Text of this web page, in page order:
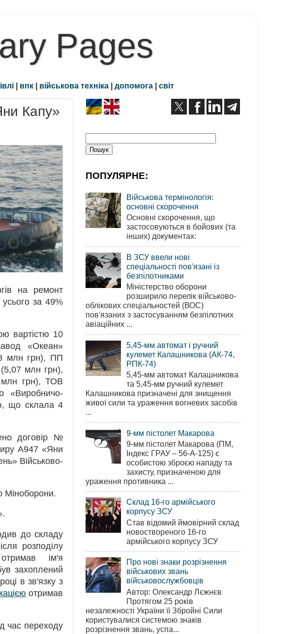
Pages
| впк | військова техніка | допомога | світ
Капу»
на ремонт
за 49%
вартістю 10
«Океан»
млн грн), ПП
млн грн),
грн), ТОВ
«Виробничо-
що склала 4
договір №
А947 «Яни
Військово-
Міноборони.
до складу
розподілу
ім'я
захоплений
в зв'язку з
отримав
час переходу
ПОПУЛЯРНЕ:
Військова термінологія:
основні скорочення
Основні скорочення, що
застосовуються в бойових (та
інших) документах:
В ЗСУ ввели нові
спеціальності пов'язані із
безпілотниками
Міністерство оборони
розширило перелік військово-
облікових спеціальностей (ВОС)
пов'язаних з застосуванням безпілотних
авіаційних ...
5,45-мм автомат і ручний
кулемет Калашникова (АК-74,
РПК-74)
5,45-мм автомат Калашникова
та 5,45-мм ручний кулемет
Калашникова призначені для знищення
живої сили та ураження вогневих засобів
...
9-мм пістолет Макарова
9-мм пістолет Макарова (ПМ,
Індекс ГРАУ – 56-А-125) є
особистою зброєю нападу та
захисту, призначеною для
ураження противника ...
Склад 16-го армійського
корпусу ЗСУ
Став відомий ймовірний склад
новоствореного 16-го
армійського корпусу ЗСУ
Про нові знаки розрізнення
військових звань
військовослужбовців
Автор: Олександр Лєжнєв
Протягом 25 років
незалежності України її Збройні Сили
користувалися системою знаків
розрізнення звань, успа...